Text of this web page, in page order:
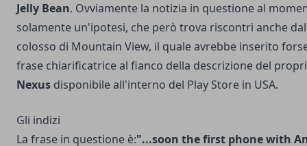
Jelly Bean. Ovviamente la notizia in questione al
solamente un'ipotesi, che però trova riscontri anche
colosso di Mountain View, il quale avrebbe inserito
frase chiarificatrice al fianco della descrizione del
Nexus disponibile all'interno del Play Store in USA.
Gli indizi
La frase in questione è:"...soon the first phone with